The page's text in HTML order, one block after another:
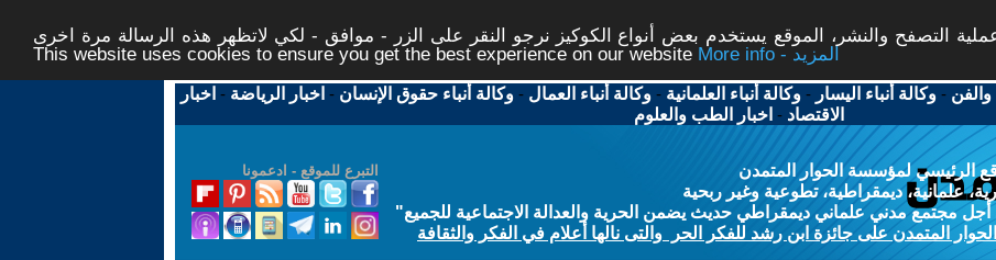
التصفح والنشر، الموقع يستخدم بعض أنواع الكوكيز نرجو النقر على الزر - موافق - لكي لاتظهر هذه الرسالة مرة اخرى -
This website uses cookies to ensure you get the best experience on our website
More info - المزيد
والفن -وكالة أنباء اليسار -وكالة أنباء العلمانية -وكالة أنباء العمال -وكالة أنباء حقوق الإنسان - اخبار الرياضة - اخبار
الاقتصاد - اخبار الطب والعلوم
التبرع للموقع - ادعمونا
الرئيسي لمؤسسة الحوار المتمدن
علمانية، ديمقراطية، تطوعية وغير ربحية
مجتمع مدني علماني ديمقراطي حديث يضمن الحرية والعدالة الاجتماعية للجميع"
المتمدن على جائزة ابن رشد للفكر الحر والتى نالها أعلام في الفكر والثقافة